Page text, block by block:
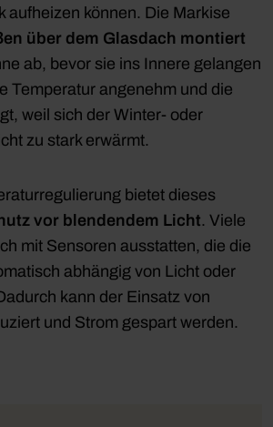
aufheizen können. Die Markise
über dem Glasdach montiert
ab, bevor sie ins Innere gelangen
Temperatur angenehm und die
weil sich der Winter- oder
zu stark erwärmt.
bietet dieses
vor blendendem Licht. Viele
mit Sensoren ausstatten, die die
abhängig von Licht oder
kann der Einsatz von
und Strom gespart werden.